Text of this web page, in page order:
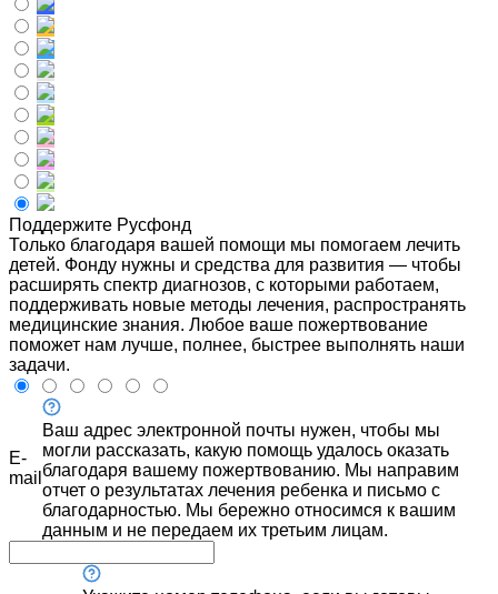
Поддержите Русфонд
Только благодаря вашей помощи мы помогаем лечить
детей. Фонду нужны и средства для развития — чтобы
расширять спектр диагнозов, с которыми работаем,
поддерживать новые методы лечения, распространять
медицинские знания. Любое ваше пожертвование
поможет нам лучше, полнее, быстрее выполнять наши
задачи.
E-
mail
Ваш адрес электронной почты нужен, чтобы мы
могли рассказать, какую помощь удалось оказать
благодаря вашему пожертвованию. Мы направим
отчет о результатах лечения ребенка и письмо с
благодарностью. Мы бережно относимся к вашим
данным и не передаем их третьим лицам.